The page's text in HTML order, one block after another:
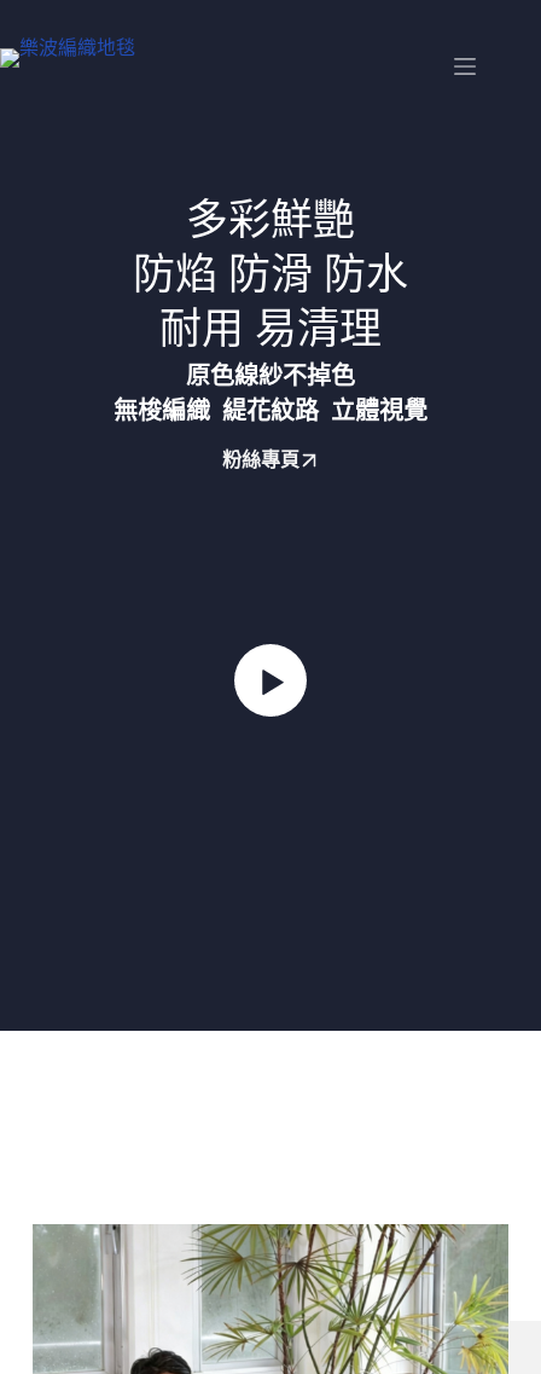
多彩鮮艷
防焰 防滑 防水
耐用 易清理
原色線紗不掉色
無梭編織 緹花紋路 立體視覺
粉絲專頁